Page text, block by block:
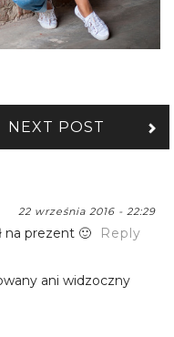
NEXT POST
22 września 2016 - 22:29
na prezent 🙂 Reply
ani widzoczny